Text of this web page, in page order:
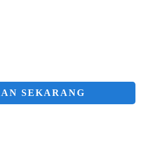
SEKARANG